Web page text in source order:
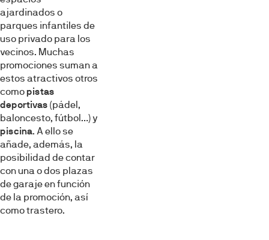
ajardinados o
parques infantiles de
uso privado para los
vecinos. Muchas
promociones suman a
estos atractivos otros
comopistas
deportivas (pádel,
baloncesto, fútbol…) y
piscina. A ello se
añade, además, la
posibilidad de contar
con una o dos plazas
de garaje en función
de la promoción, así
como trastero.